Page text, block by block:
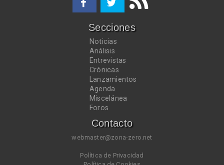
Secciones
Noticias
Análisis
Entrevistas
Crónicas
Lanzamientos
Agenda
Miscelánea
Foros
Contacto
webmaster@zona-zero.net
Política de Privacidad